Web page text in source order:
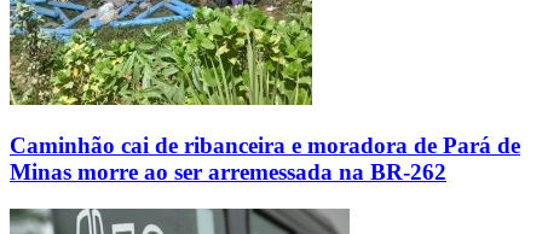
Caminhão cai de ribanceira e moradora de Pará de
Minas morre ao ser arremessada na BR-262